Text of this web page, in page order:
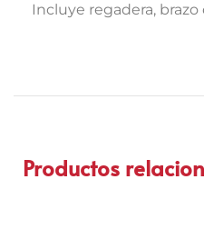
Incluye regadera,
Productos